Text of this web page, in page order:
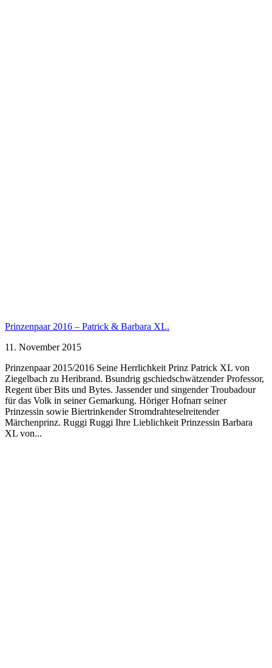
Prinzenpaar 2016 – Patrick & Barbara XL.
11. November 2015
Prinzenpaar 2015/2016 Seine Herrlichkeit Prinz Patrick XL von
Ziegelbach zu Heribrand. Bsundrig gschiedschwätzender Professor,
Regent über Bits und Bytes. Jassender und singender Troubadour
für das Volk in seiner Gemarkung. Höriger Hofnarr seiner
Prinzessin sowie Biertrinkender Stromdrahteselreitender
Märchenprinz. Ruggi Ruggi Ihre Lieblichkeit Prinzessin Barbara
XL von...